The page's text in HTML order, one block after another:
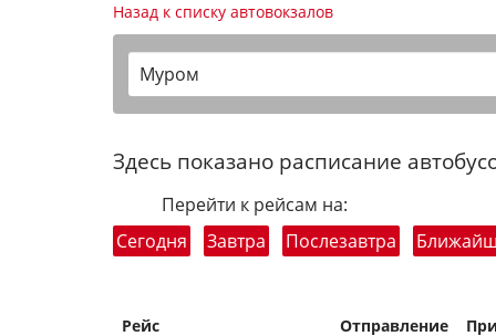
Назад к списку автовокзалов
Муром
Здесь показано расписание
Перейти к рейсам на:
Сегодня
Завтра Послезавтра
Рейс Отправление